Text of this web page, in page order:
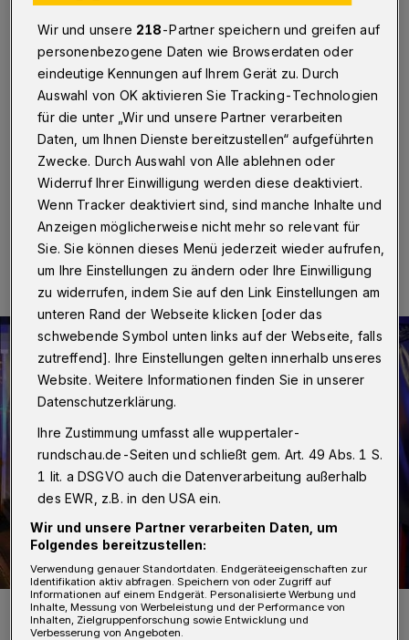
Wuppertal·Die Wuppertaler Polizei hat am Montag (7.
November 2022) zwischen 16 und 22 Uhr zusammen
mit Beamtinnen und Beamten des Hauptzollamts
insgesamt fünf Objekte kontrolliert. Im Mittelpunkt der
Maßnahmen standen demnach „insbesondere
Gewerbe- und Personenkontrollen zur Bekämpfung
der Straßenkriminalität“.
08.11.2022 , 00:00 Uhr Eine Minute Lesezeit
Unter anderem wurde Shisha-Tabak beschlagnahmt.
Foto: Christoph Petersen
Wir und unsere 218-Partner speichern und greifen auf
personenbezogene Daten wie Browserdaten oder
eindeutige Kennungen auf Ihrem Gerät zu. Durch
Auswahl von OK aktivieren Sie Tracking-Technologien
für die unter „Wir und unsere Partner verarbeiten
Daten, um Ihnen Dienste bereitzustellen“ aufgeführten
Zwecke. Durch Auswahl von Alle ablehnen oder
Widerruf Ihrer Einwilligung werden diese deaktiviert.
Wenn Tracker deaktiviert sind, sind manche Inhalte und
Anzeigen möglicherweise nicht mehr so relevant für
Sie. Sie können dieses Menü jederzeit wieder aufrufen,
um Ihre Einstellungen zu ändern oder Ihre Einwilligung
zu widerrufen, indem Sie auf den Link Einstellungen am
unteren Rand der Webseite klicken [oder das
schwebende Symbol unten links auf der Webseite, falls
zutreffend]. Ihre Einstellungen gelten innerhalb unseres
Website. Weitere Informationen finden Sie in unserer
Datenschutzerklärung.
Ihre Zustimmung umfasst alle wuppertaler-
rundschau.de-Seiten und schließt gem. Art. 49 Abs. 1 S.
1 lit. a DSGVO auch die Datenverarbeitung außerhalb
des EWR, z.B. in den USA ein.
Wir und unsere Partner verarbeiten Daten, um
Folgendes bereitzustellen:
Verwendung genauer Standortdaten. Endgeräteeigenschaften zur
Identifikation aktiv abfragen. Speichern von oder Zugriff auf
Informationen auf einem Endgerät. Personalisierte Werbung und
Inhalte, Messung von Werbeleistung und der Performance von
Inhalten, Zielgruppenforschung sowie Entwicklung und
Verbesserung von Angeboten.